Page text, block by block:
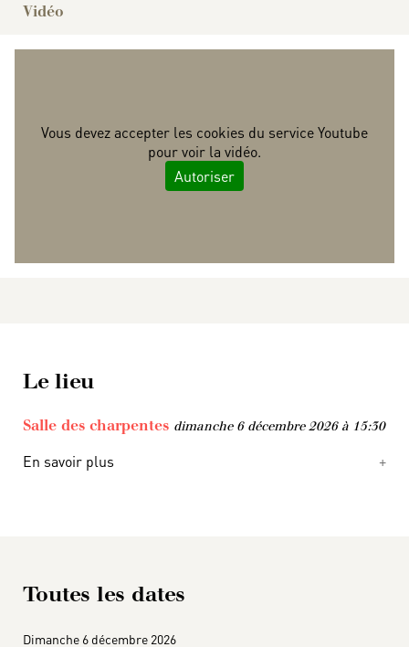
Vidéo
Vous devez accepter les cookies du service Youtube
pour voir la vidéo.
Autoriser
Le lieu
Salle des charpentes dimanche 6 décembre 2026 à 15:30
En savoir plus
Toutes les dates
Dimanche 6 décembre 2026